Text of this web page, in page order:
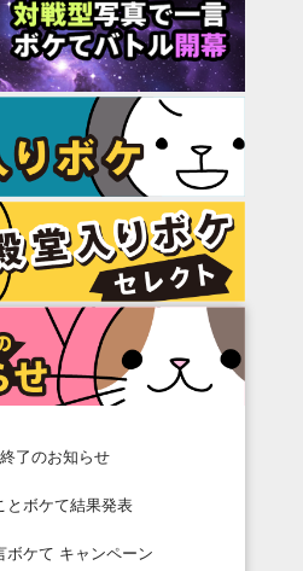
了のお知らせ
とボケて結果発表
ボケて キャンペーン